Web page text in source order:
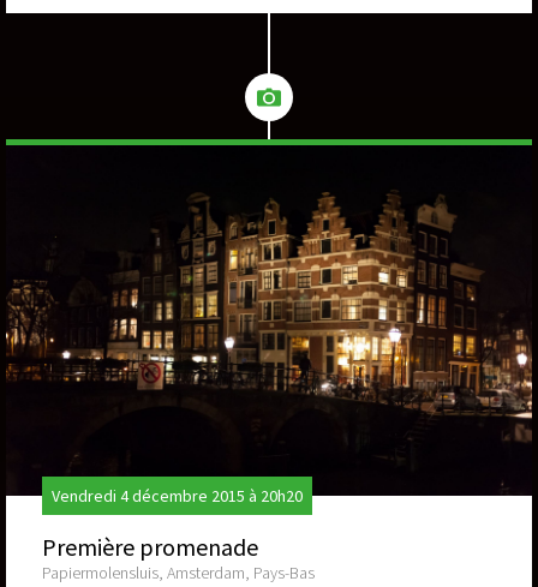
Vendredi 4 décembre 2015 à 20h20
Première promenade
Papiermolensluis, Amsterdam, Pays-Bas